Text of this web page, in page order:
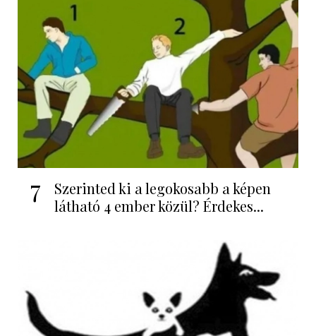
7
Szerinted ki a legokosabb a képen
látható 4 ember közül? Érdekes...